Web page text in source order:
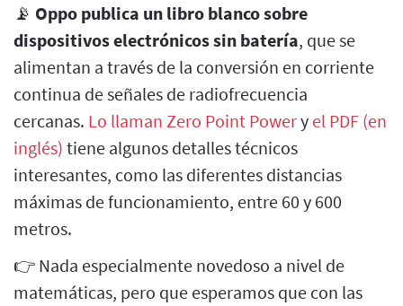
📡 Oppo publica un libro blanco sobre
dispositivos electrónicos sin batería, que se
alimentan a través de la conversión en corriente
continua de señales de radiofrecuencia
cercanas. Lo llaman Zero Point Powery el PDF (en
inglés) tiene algunos detalles técnicos
interesantes, como las diferentes distancias
máximas de funcionamiento, entre 60 y 600
metros.
👉 Nada especialmente novedoso a nivel de
matemáticas, pero que esperamos que con las